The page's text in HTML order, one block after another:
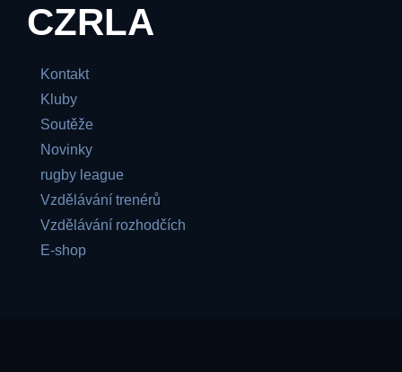
CZRLA
Kontakt
Kluby
Soutěže
Novinky
rugby league
Vzdělávání trenérů
Vzdělávání rozhodčích
E-shop